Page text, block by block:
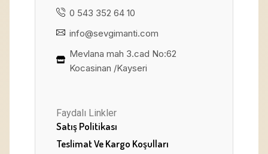
0 543 352 64 10
info@sevgimanti.com
Mevlana mah 3.cad No:62
Kocasinan /Kayseri
Faydalı Linkler
Satış Politikası
Teslimat Ve Kargo Koşulları